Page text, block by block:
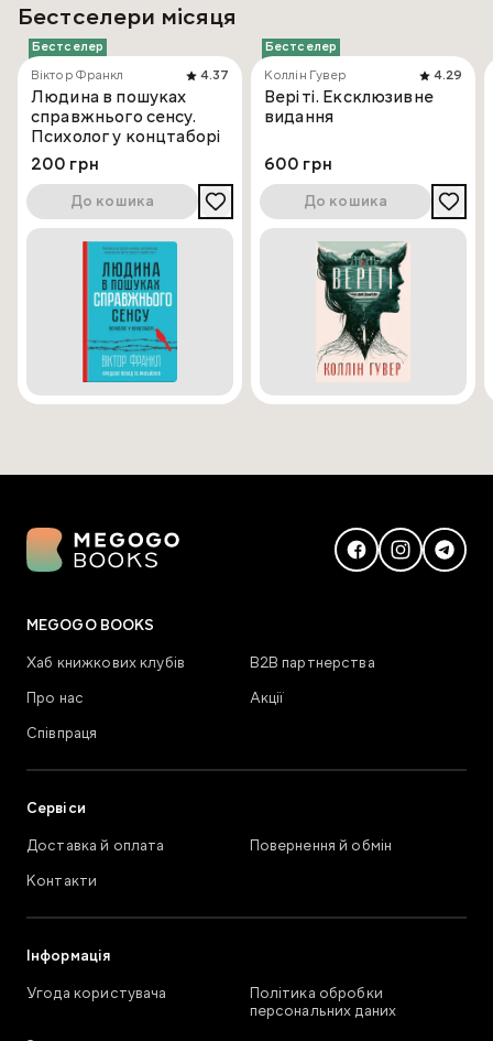
Бестселери місяця
Бестселер
Віктор Франкл
4.37
Людина в пошуках
справжнього сенсу.
Психолог у концтаборі
200 грн
До кошика
Бестселер
Коллін Гувер
4.29
Веріті. Ексклюзивне
видання
600 грн
До кошика
MEGOGO BOOKS
Хаб книжкових клубів
В2В партнерства
Про нас
Акції
Співпраця
Сервіси
Доставка й оплата
Повернення й обмін
Контакти
Інформація
Угода користувача
Політика обробки
персональних даних